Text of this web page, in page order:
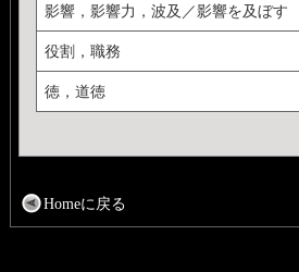
影響，影響力，波及／影響を及ぼす
役割，職務
徳，道徳
Homeに戻る